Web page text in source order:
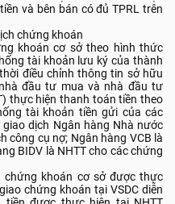
và bên bán có đủ TPRL trên
chứng khoán
khoán cơ sở theo hình thức
tài khoản lưu ký của thành
điều chỉnh thông tin sở hữu
đầu tư mua và nhà đầu tư
thực hiện thanh toán tiền theo
tài khoản tiền gửi của các
dịch Ngân hàng Nhà nước
công cụ nợ; Ngân hàng VCB là
BIDV là NHTT cho các chứng
khoán cơ sở được thực
chứng khoán tại VSDC diễn